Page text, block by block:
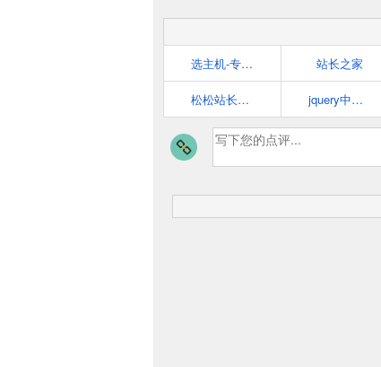
选主机-专业的主机测评站 站长之家
松松站长工具大全-最全的站长SEO工具导航 jquery中文网